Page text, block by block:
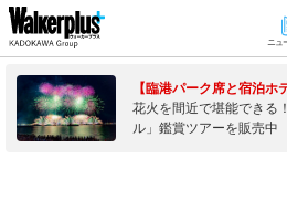
ニュ
【臨港パーク席と宿泊ホ
花火を間近で堪能できる
ル」鑑賞ツアーを販売中